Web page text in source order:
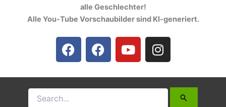
alle Geschlechter!
Alle You-Tube Vorschaubilder sind KI-generiert.
F
a
e
b
F
a
e
b
Y
o
t
u
I
n
t
a